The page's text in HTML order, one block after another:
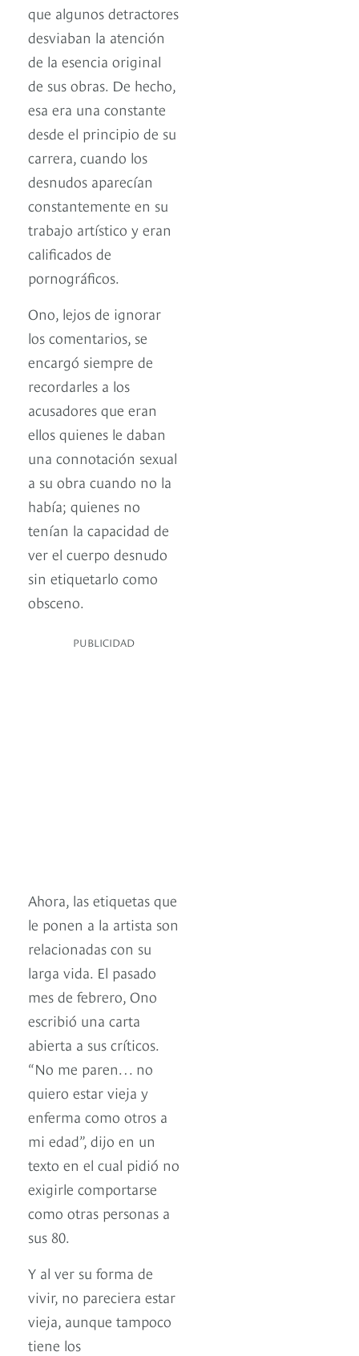
que algunos detractores
desviaban la atención
de la esencia original
de sus obras. De hecho,
esa era una constante
desde el principio de su
carrera, cuando los
desnudos aparecían
constantemente en su
trabajo artístico y eran
calificados de
pornográficos.
Ono, lejos de ignorar
los comentarios, se
encargó siempre de
recordarles a los
acusadores que eran
ellos quienes le daban
una connotación sexual
a su obra cuando no la
había; quienes no
tenían la capacidad de
ver el cuerpo desnudo
sin etiquetarlo como
obsceno.
PUBLICIDAD
Ahora, las etiquetas que
le ponen a la artista son
relacionadas con su
larga vida. El pasado
mes de febrero, Ono
escribió una carta
abierta a sus críticos.
“No me paren… no
quiero estar vieja y
enferma como otros a
mi edad”, dijo en un
texto en el cual pidió no
exigirle comportarse
como otras personas a
sus 80.
Y al ver su forma de
vivir, no pareciera estar
vieja, aunque tampoco
tiene los